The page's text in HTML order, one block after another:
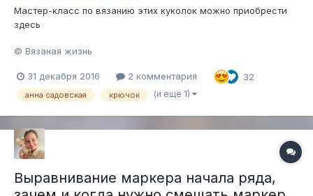
Мастер-класс по вязанию этих куколок можно приобрести
здесь
© Вязаная жизнь
31 декабря 2016 2 комментария 32
анна садовская крючок (и ещё 1)
Выравнивание маркера начала ряда,